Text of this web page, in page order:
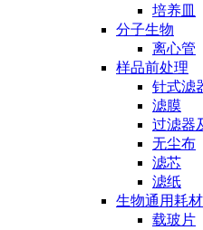
培养皿
分子生物
离心管
样品前处理
针式滤
滤膜
过滤器
无尘布
滤芯
滤纸
生物通用耗材
载玻片